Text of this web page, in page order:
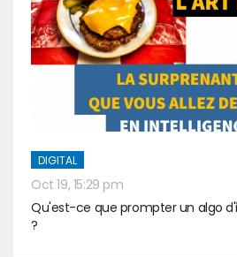
DIGITAL
Oct 19, 15:29 pm
Qu'est-ce que prompter un algo
?